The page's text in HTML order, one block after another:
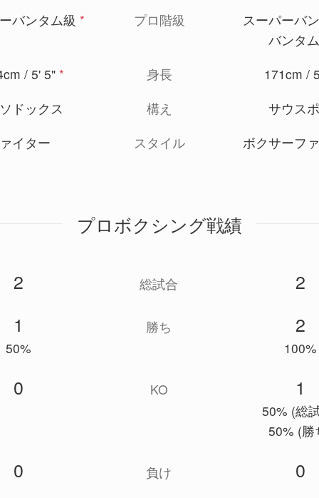
バンタム級 * プロ階級 スーパーバ
バンタ
/ 5' 5" * 身長 171cm /
ドックス
構え
サウス
イター
スタイル ボクサーフ
プロボクシング戦績
2 総試合
2
1
50%
勝ち 2
100%
0 KO 1
50% (総
50% (勝
0 負け
0